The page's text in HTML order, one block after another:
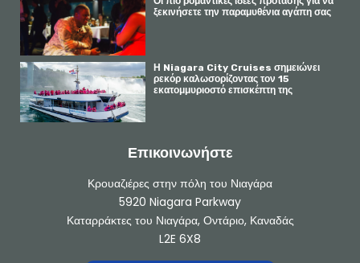
a
c
o
k
n
s
a
m
ξεκινήσετε την παραμυθένια αγάπη σας
Η Niagara City Cruises σημειώνει
ρεκόρ καλωσορίζοντας τον 15
εκατομμυριοστό επισκέπτη της
Επικοινωνήστε
Κρουαζιέρες στην πόλη του Νιαγάρα
5920 Niagara Parkway
Καταρράκτες του Νιαγάρα, Οντάριο, Καναδάς
L2E 6X8